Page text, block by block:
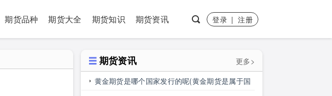
期货品种 期货大全 期货知识 期货资讯 登录|注册
期货资讯
更多>
黄金期货是哪个国家发行的呢(黄金期货是属于国